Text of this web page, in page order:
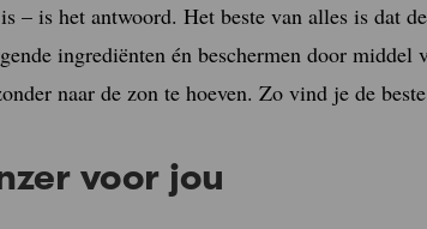
– is het antwoord. Het beste van alles is dat
ingrediënten én beschermen door middel
naar de zon te hoeven. Zo vind je de
voor jou